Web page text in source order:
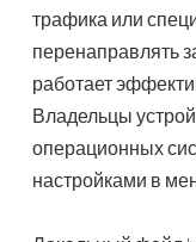
трафика или
перенаправлять
работает
Владельцы
операционных
настройками в